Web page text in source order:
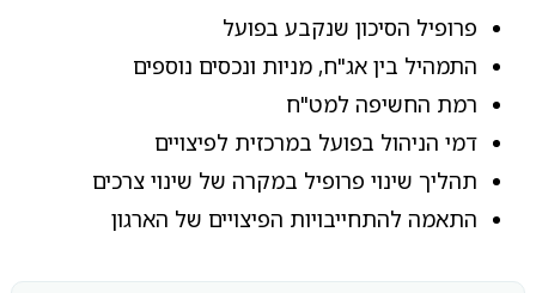
פרופיל הסיכון שנקבע בפועל
התמהיל בין אג"ח, מניות ונכסים נוספים
רמת החשיפה למט"ח
דמי הניהול בפועל במרכזית לפיצויים
תהליך שינוי פרופיל במקרה של שינוי צרכים
התאמה להתחייבויות הפיצויים של הארגון